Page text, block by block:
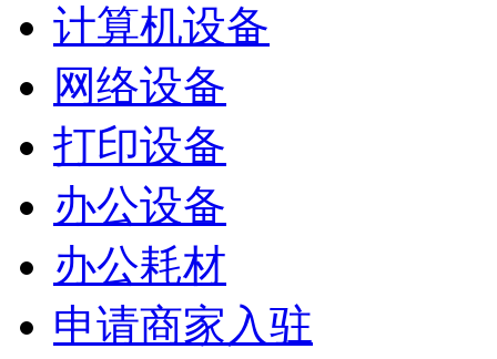
计算机设备
网络设备
打印设备
办公设备
办公耗材
申请商家入驻